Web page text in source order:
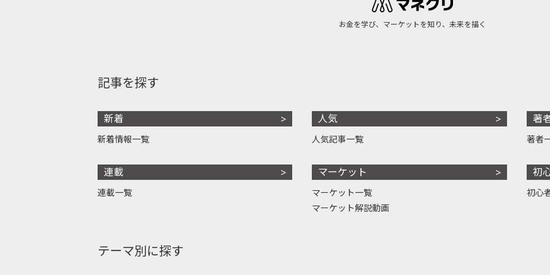
お金を学び、マーケットを知り、未来を描く
記事を探す
新着
新着情報一覧
連載
連載一覧
人気
人気記事一覧
マーケット
マーケット一覧
マーケット解説動画
著
著者
初
初心
テーマ別に探す